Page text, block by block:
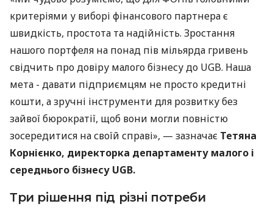
критеріями у виборі фінансового партнера є
швидкість, простота та надійність. Зростання
нашого портфеля на понад пів мільярда гривень
свідчить про довіру малого бізнесу до UGB. Наша
мета - давати підприємцям не просто кредитні
кошти, а зручні інструменти для розвитку без
зайвої бюрократії, щоб вони могли повністю
зосередитися на своїй справі», — зазначає Тетяна
Корнієнко, директорка департаменту малого і
середнього бізнесу UGB.
Три рішення під різні потреби